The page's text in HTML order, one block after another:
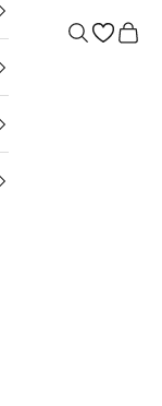
Pesquisar